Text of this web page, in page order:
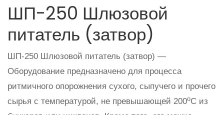
ШП-250 Шлюзовой
питатель (затвор)
ШП-250 Шлюзовой питатель (затвор) —
Оборудование предназначено для процесса
ритмичного опорожнения сухого, сыпучего и прочего
сырья с температурой, не превышающей 200оС из